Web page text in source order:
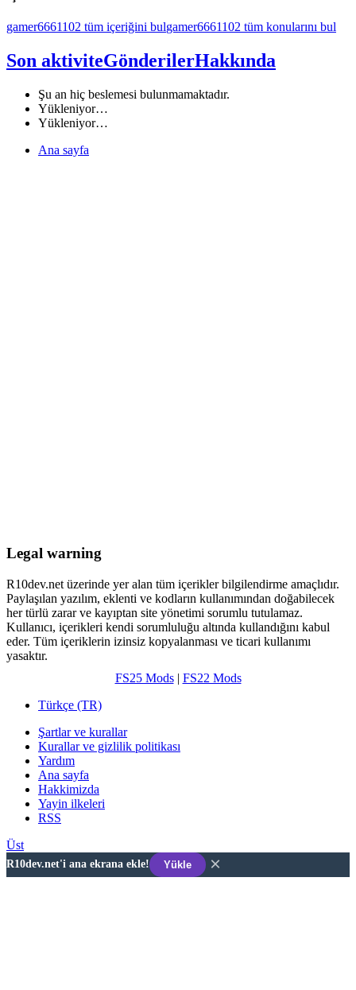
gamer6661102 tüm içeriğini bulgamer6661102 tüm konularını bul
Son aktiviteGönderilerHakkında
Şu an hiç beslemesi bulunmamaktadır.
Yükleniyor…
Yükleniyor…
Ana sayfa
Legal warning
R10dev.net üzerinde yer alan tüm içerikler bilgilendirme amaçlıdır.
Paylaşılan yazılım, eklenti ve kodların kullanımından doğabilecek
her türlü zarar ve kayıptan site yönetimi sorumlu tutulamaz.
Kullanıcı, içerikleri kendi sorumluluğu altında kullandığını kabul
eder. Tüm içeriklerin izinsiz kopyalanması ve ticari kullanımı
yasaktır.
FS25 Mods| FS22 Mods
Türkçe (TR)
Şartlar ve kurallar
Kurallar ve gizlilik politikası
Yardım
Ana sayfa
Hakkimizda
Yayin ilkeleri
RSS
Üst
R10dev.net'i ana ekrana ekle! Yükle ×